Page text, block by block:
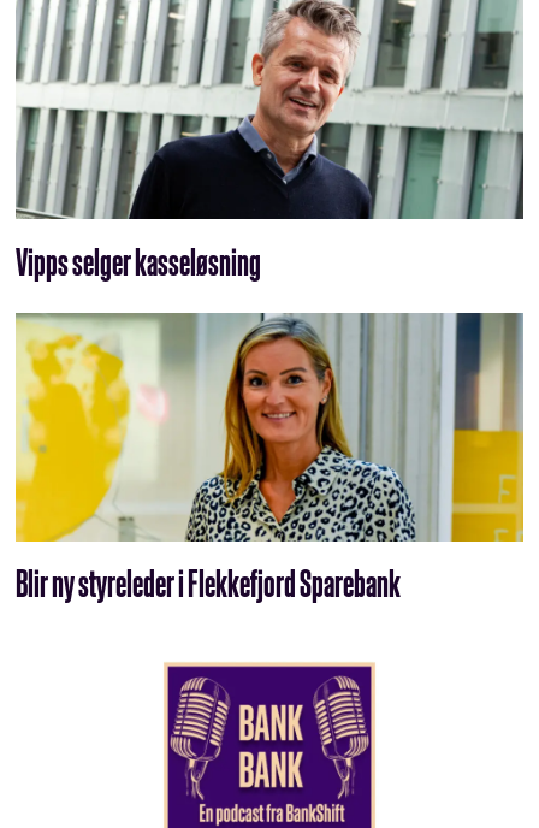
Vipps selger kasseløsning
Blir ny styreleder i Flekkefjord Sparebank